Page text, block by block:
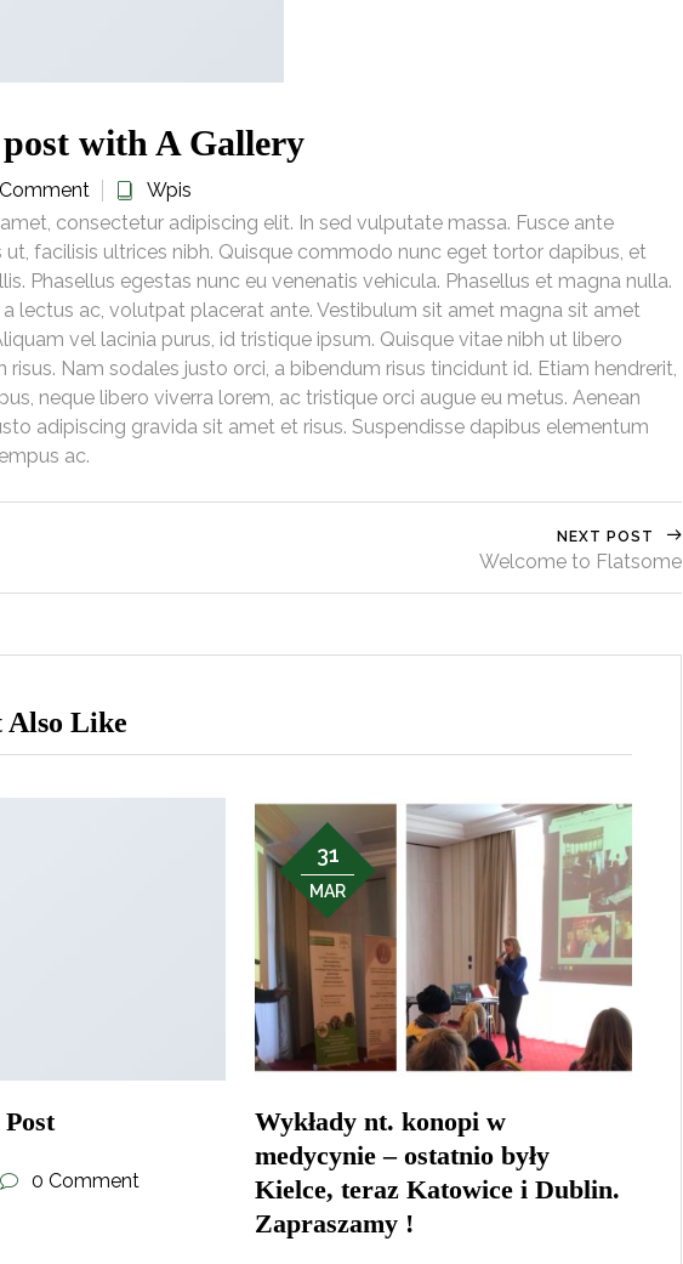
with A Gallery
Wpis
consectetur adipiscing elit. In sed vulputate massa. Fusce ante
ut, facilisis ultrices nibh. Quisque commodo nunc eget tortor dapibus, et
Phasellus egestas nunc eu venenatis vehicula. Phasellus et magna nulla.
a lectus ac, volutpat placerat ante. Vestibulum sit amet magna sit amet
vel lacinia purus, id tristique ipsum. Quisque vitae nibh ut libero
risus. Nam sodales justo orci, a bibendum risus tincidunt id. Etiam hendrerit,
neque libero viverra lorem, ac tristique orci augue eu metus. Aenean
adipiscing gravida sit amet et risus. Suspendisse dapibus elementum
ac.
NEXT POST
Welcome to Flatsome
Also Like
0 Comment
31
MAR
Wykłady nt. konopi w
medycynie – ostatnio były
Kielce, teraz Katowice i Dublin.
Zapraszamy !